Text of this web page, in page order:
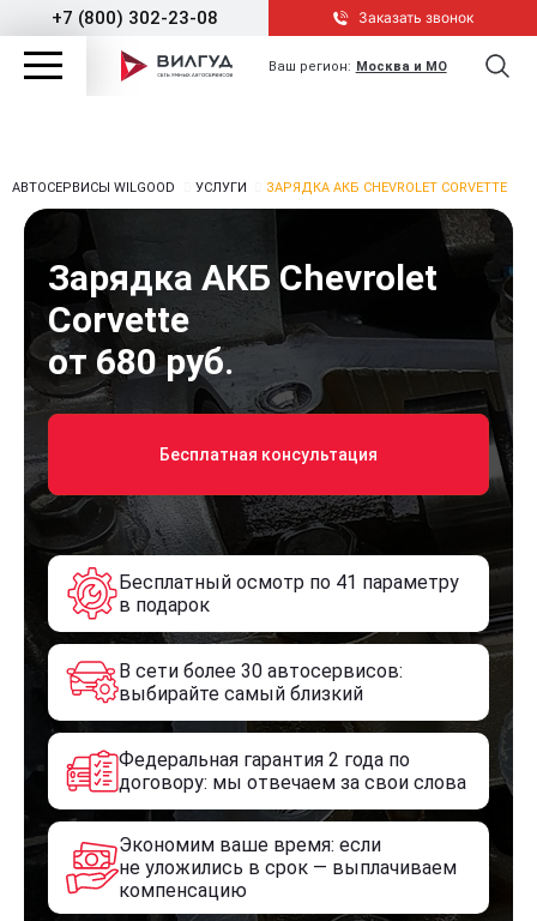
+7 (800) 302-23-08 Заказать звонок
Ваш регион: Москва и МО
АВТОСЕРВИСЫ WILGOOD УСЛУГИ ЗАРЯДКА АКБ CHEVROLET CORVETTE
Зарядка АКБ Chevrolet
Corvette
от 680 руб.
Бесплатная консультация
Бесплатный осмотр по 41 параметру
в подарок
В сети более 30 автосервисов:
выбирайте самый близкий
Федеральная гарантия 2 года по
договору: мы отвечаем за свои слова
Экономим ваше время: если
не уложились в срок — выплачиваем
компенсацию